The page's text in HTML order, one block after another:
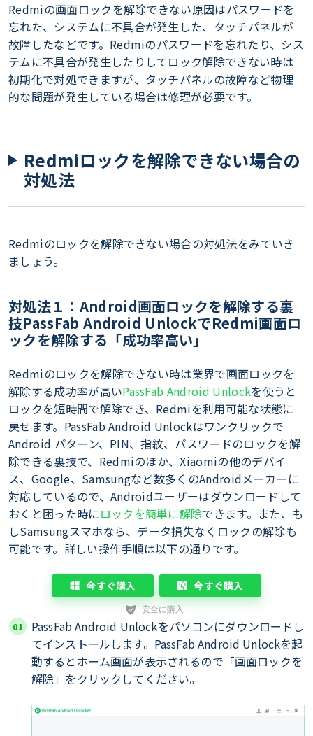
Redmiの画面ロックを解除できない原因はパスワードを
忘れた、システムに不具合が発生した、タッチパネルが
故障したなどです。Redmiのパスワードを忘れたり、シス
テムに不具合が発生したりしてロック解除できない時は
初期化で対処できますが、タッチパネルの故障など物理
的な問題が発生している場合は修理が必要です。
Redmiロックを解除できない場合の
対処法
Redmiのロックを解除できない場合の対処法をみていき
ましょう。
対処法１：Android画面ロックを解除する裏
技PassFab Android UnlockでRedmi画面ロ
ックを解除する「成功率高い」
Redmiのロックを解除できない時は業界で画面ロックを
解除する成功率が高いPassFab Android Unlockを使うと
ロックを短時間で解除でき、Redmiを利用可能な状態に
戻せます。PassFab Android Unlockはワンクリックで
Android パターン、PIN、指紋、パスワードのロックを解
除できる裏技で、Redmiのほか、Xiaomiの他のデバイ
ス、Google、Samsungなど数多くのAndroidメーカーに
対応しているので、Androidユーザーはダウンロードして
おくと困った時にロックを簡単に解除できます。また、も
しSamsungスマホなら、データ損失なくロックの解除も
可能です。詳しい操作手順は以下の通りです。
今すぐ購入 今すぐ購入
PassFab Android Unlockをパソコンにダウンロードし
てインストールします。PassFab Android Unlockを起
動するとホーム画面が表示されるので「画面ロックを
解除」をクリックしてください。